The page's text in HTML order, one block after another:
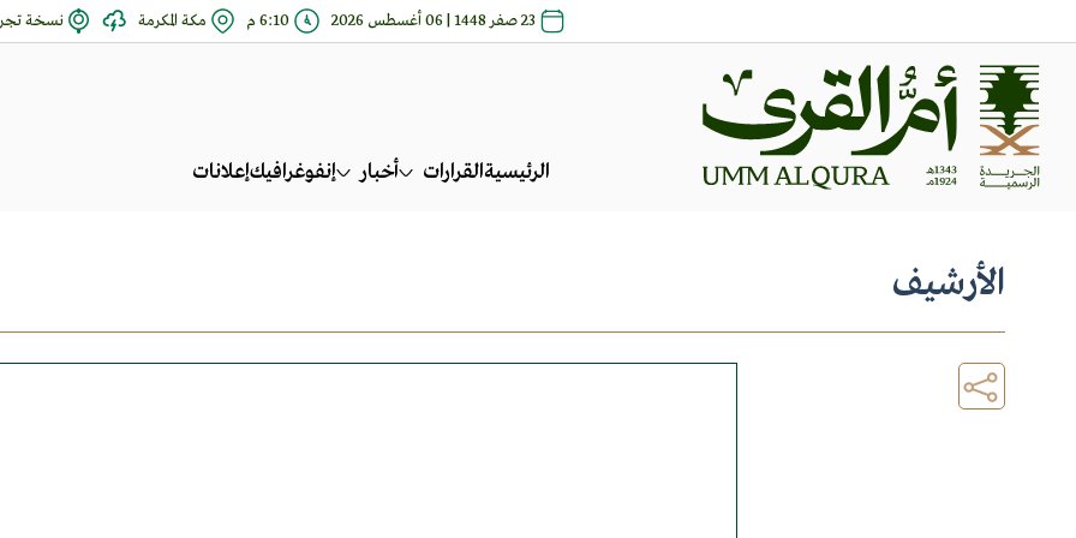
23 صفر 1448 | 06 أغسطس 2026 6:10 م مكة المكرمة نسخة
الرئيسيةالقرارات أخبار إنفوغرافيكإعلانات
الأرشيف